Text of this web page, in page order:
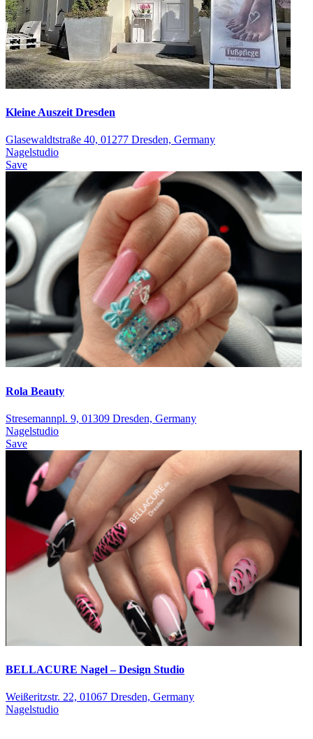
Kleine Auszeit Dresden
Glasewaldtstraße 40, 01277 Dresden, Germany
Nagelstudio
Save
Rola Beauty
Stresemannpl. 9, 01309 Dresden, Germany
Nagelstudio
Save
BELLACURE Nagel – Design Studio
Weißeritzstr. 22, 01067 Dresden, Germany
Nagelstudio